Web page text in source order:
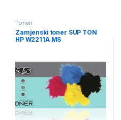
Toneri
Zamjenski toner SUP TON
HP W2211A MS